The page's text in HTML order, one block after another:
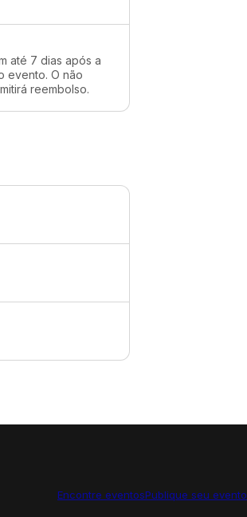
até 7 dias após a
evento. O não
reembolso.
Encontre eventosPublique seu evento